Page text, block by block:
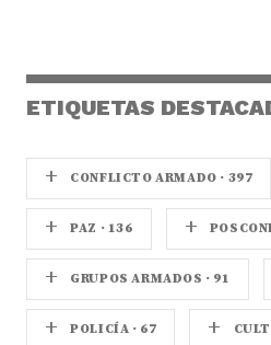
ETIQUETAS
+ CONFLICTO ARMADO · 397
+ PAZ · 136 +
+ GRUPOS ARMADOS · 91
+ POLICÍA · 67 +